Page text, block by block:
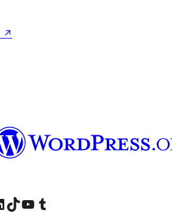
↗
トへTikTok アカウントへYouTube チャンネルへ Tumblr アカウントへ